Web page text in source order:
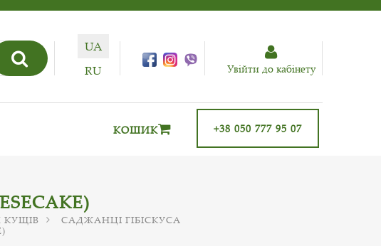
UA
RU
Увiйти до кабiнету
+38 050 777 95 07
КОШИК
САДЖАНЦІ ГІБІСКУСА